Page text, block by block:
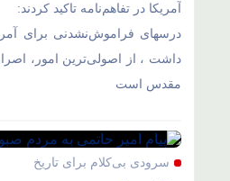
آمریکا در تفاهم‌نامه تاکید کردند:
درسهای فراموش‌نشدنی برای
داشت ، از اصولی‌ترین امور،
مقدس است
سرودی بی‌کلام برای تاریخ